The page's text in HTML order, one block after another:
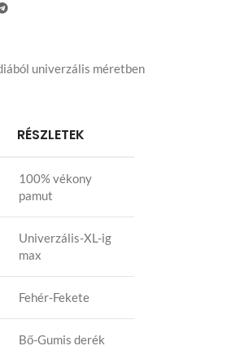
univerzális méretben
RÉSZLETEK
100% vékony
pamut
Univerzális-XL-ig
max
Fehér-Fekete
Bő-Gumis derék